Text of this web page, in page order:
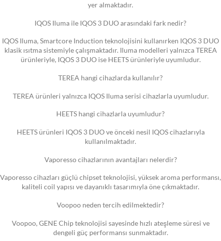
yer almaktadır.
IQOS Iluma ile IQOS 3 DUO arasındaki fark nedir?
IQOS Iluma, Smartcore Induction teknolojisini kullanırken IQOS 3 DUO
klasik ısıtma sistemiyle çalışmaktadır. Iluma modelleri yalnızca TEREA
ürünleriyle, IQOS 3 DUO ise HEETS ürünleriyle uyumludur.
TEREA hangi cihazlarda kullanılır?
TEREA ürünleri yalnızca IQOS Iluma serisi cihazlarla uyumludur.
HEETS hangi cihazlarla uyumludur?
HEETS ürünleri IQOS 3 DUO ve önceki nesil IQOS cihazlarıyla
kullanılmaktadır.
Vaporesso cihazlarının avantajları nelerdir?
Vaporesso cihazları güçlü chipset teknolojisi, yüksek aroma performansı,
kaliteli coil yapısı ve dayanıklı tasarımıyla öne çıkmaktadır.
Voopoo neden tercih edilmektedir?
Voopoo, GENE Chip teknolojisi sayesinde hızlı ateşleme süresi ve
dengeli güç performansı sunmaktadır.